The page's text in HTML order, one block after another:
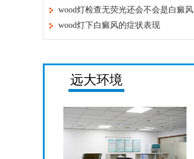
wood灯检查无荧光还会不会是白癜风
wood灯下白癜风的症状表现
远大环境